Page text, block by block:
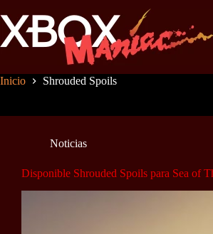
al
contenido
Inicio Shrouded Spoils
Noticias
Disponible Shrouded Spoils para Sea of